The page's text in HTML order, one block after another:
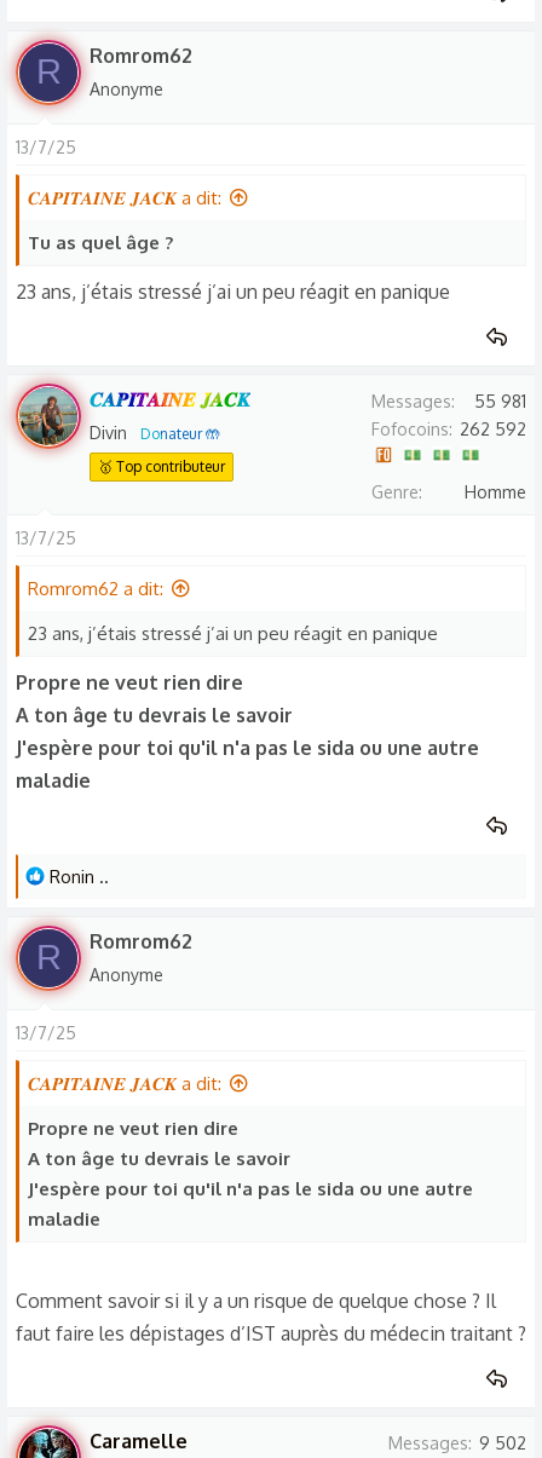
R Romrom62
Anonyme
13/7/25
𝑪𝑨𝑷𝑰𝑻𝑨𝑰𝑵𝑬 𝑱𝑨𝑪𝑲 a dit:
Tu as quel âge ?
23 ans, j’étais stressé j’ai un peu réagit en panique
𝑪𝑨𝑷𝑰𝑻𝑨𝑰𝑵𝑬 𝑱𝑨𝑪𝑲
Divin
Donateur 🤲
🥇 Top contributeur
Messages
55 981
Fofocoins
262 592
Genre Homme
13/7/25
Romrom62 a dit:
23 ans, j’étais stressé j’ai un peu réagit en panique
Propre ne veut rien dire
A ton âge tu devrais le savoir
J'espère pour toi qu'il n'a pas le sida ou une autre
maladie
L
s
r
é
c
o
n
s
Ronin ..
R Romrom62
Anonyme
13/7/25
𝑪𝑨𝑷𝑰𝑻𝑨𝑰𝑵𝑬 𝑱𝑨𝑪𝑲 a dit:
Propre ne veut rien dire
A ton âge tu devrais le savoir
J'espère pour toi qu'il n'a pas le sida ou une autre
maladie
Comment savoir si il y a un risque de quelque chose ? Il
faut faire les dépistages d’IST auprès du médecin traitant ?
Caramelle Messages 9 502